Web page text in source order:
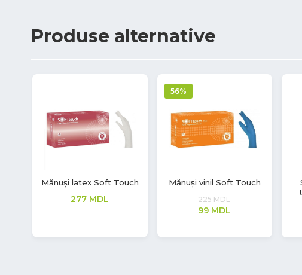
Produse alternative
Mănuși latex Soft Touch
268 MDL
Mască facială de
folosință